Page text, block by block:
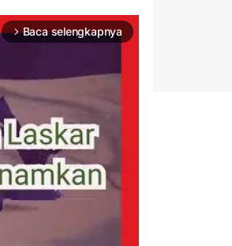
arrow_forward_ios Baca selengkapnya